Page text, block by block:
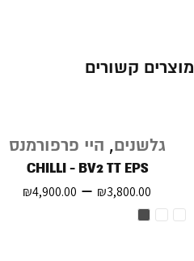
מוצרים קשורים
גלשנים, היי פרפורמנס
CHILLI - BV2 TT EPS
₪3,800.00
–
₪4,900.00